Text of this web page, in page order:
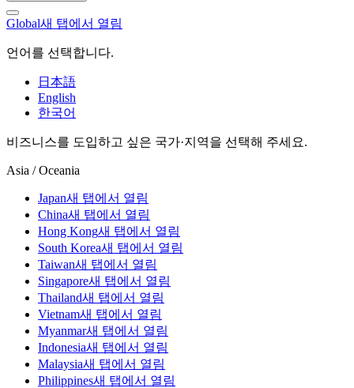
Global새 탭에서 열림
언어를 선택합니다.
日本語
English
한국어
비즈니스를 도입하고 싶은 국가·지역을 선택해 주세요.
Asia / Oceania
Japan새 탭에서 열림
China새 탭에서 열림
Hong Kong새 탭에서 열림
South Korea새 탭에서 열림
Taiwan새 탭에서 열림
Singapore새 탭에서 열림
Thailand새 탭에서 열림
Vietnam새 탭에서 열림
Myanmar새 탭에서 열림
Indonesia새 탭에서 열림
Malaysia새 탭에서 열림
Philippines새 탭에서 열림